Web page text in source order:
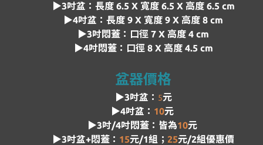
▶3吋盆：長度 6.5 X 寬度 6.5 X 高度 6.5 cm
▶4吋盆：長度 9 X 寬度 9 X 高度 8 cm
▶3吋悶蓋：口徑 7 X 高度 4 cm
▶4吋悶蓋：口徑 8 X 高度 4.5 cm
盆器價格
▶3吋盆： 5元
▶4吋盆： 10元
▶3吋/4吋悶蓋：皆為10元
▶3吋盆+悶蓋： 15元/1組； 25元/2組優惠價